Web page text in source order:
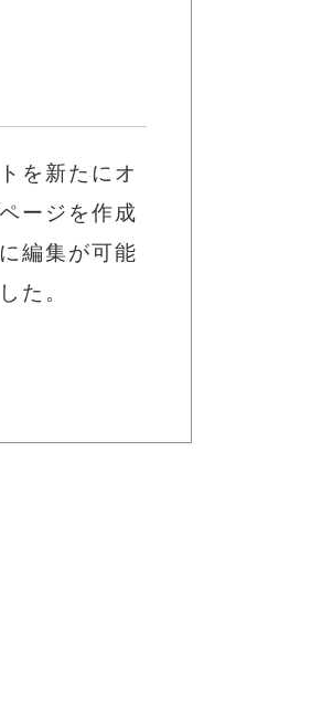
を新たにオ
ージを作成
編集が可能
た。